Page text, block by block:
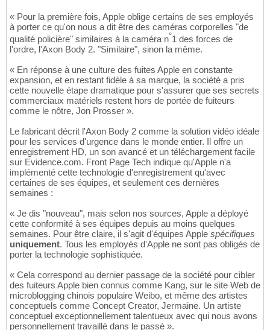
« Pour la première fois, Apple oblige certains de ses employés
à porter ce qu'on nous a dit être des caméras corporelles "de
qualité policière" similaires à la caméra n°1 des forces de
l'ordre, l'Axon Body 2. "Similaire", sinon la même.
« En réponse à une culture des fuites Apple en constante
expansion, et en restant fidèle à sa marque, la société a pris
cette nouvelle étape dramatique pour s'assurer que ses secrets
commerciaux matériels restent hors de portée de fuiteurs
comme le nôtre, Jon Prosser ».
Le fabricant décrit l'Axon Body 2 comme la solution vidéo idéale
pour les services d'urgence dans le monde entier. Il offre un
enregistrement HD, un son avancé et un téléchargement facile
sur Evidence.com. Front Page Tech indique qu'Apple n'a
implémenté cette technologie d'enregistrement qu'avec
certaines de ses équipes, et seulement ces dernières
semaines :
« Je dis "nouveau", mais selon nos sources, Apple a déployé
cette conformité à ses équipes depuis au moins quelques
semaines. Pour être claire, il s'agit d'équipes Apple spécifiques
uniquement. Tous les employés d'Apple ne sont pas obligés de
porter la technologie sophistiquée.
« Cela correspond au dernier passage de la société pour cibler
des fuiteurs Apple bien connus comme Kang, sur le site Web de
microblogging chinois populaire Weibo, et même des artistes
conceptuels comme Concept Creator, Jermaine. Un artiste
conceptuel exceptionnellement talentueux avec qui nous avons
personnellement travaillé dans le passé ».